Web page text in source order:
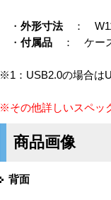
XP/
・ 外形寸法：
・ 付属品 ： ケース
※1：USB2.0の場合は
※その他詳しいスペッ
商品画像
背面